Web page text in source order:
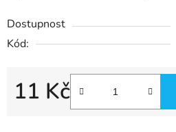
Dostupnost
Kód:
11 Kč
Měrná cena: